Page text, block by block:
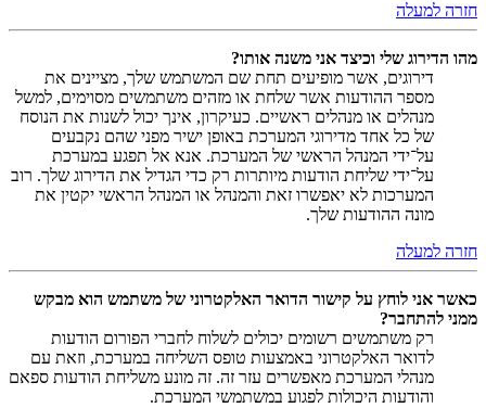
חזרה למעלה
מהו הדירוג שלי וכיצד אני משנה אותו?
דירוגים, אשר מופיעים תחת שם המשתמש שלך, מציינים את
מספר ההודעות אשר שלחת או מזהים משתמשים מסוימים, למשל
מנהלים או מנהלים ראשיים. כעיקרון, אינך יכול לשנות את הנוסח
של כל אחד מדירוגי המערכת באופן ישיר מפני שהם נקבעים
על־ידי המנהל הראשי של המערכת. אנא אל תפגע במערכת
על־ידי שליחת הודעות מיותרות רק כדי הגדיל את הדירוג שלך. רוב
המערכות לא יאפשרו זאת והמנהל או המנהל הראשי יקטין את
מונה ההודעות שלך.
חזרה למעלה
כאשר אני לוחץ על קישור הדואר האלקטרוני של משתמש הוא מבקש
ממני להתחבר?
רק משתמשים רשומים יכולים לשלוח לחברי הפורום הודעות
לדואר האלקטרוני באמצעות טופס השליחה במערכת, וזאת עם
מנהלי המערכת מאפשרים עזר זה. זה מונע משליחת הודעות ספאם
והודעות היכולות לפגוע במשתמשי המערכת.